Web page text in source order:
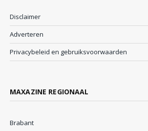
Disclaimer
Adverteren
Privacybeleid en gebruiksvoorwaarden
MAXAZINE REGIONAAL
Brabant